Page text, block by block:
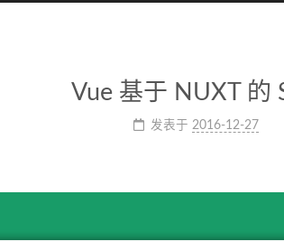
Vue 基于 NUXT 的
发表于 2016-12-27